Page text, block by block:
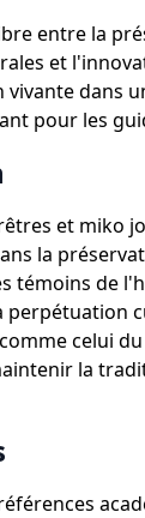
entre la
et
dans
pour les
et miko
la
témoins de
perpétuation
celui
la